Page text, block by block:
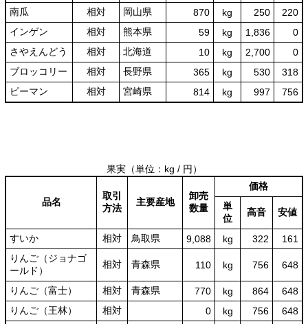
南瓜
相対 岡山県 870 kg 250
220
インゲン
相対 熊本県 59 kg 1,836
0
さやえんどう
相対 北海道 10 kg 2,700
0
ブロッコリー
相対 長野県 365 kg 530
318
ピーマン
相対 宮崎県 814 kg 997 756
果実（単位：kg / 円）
品名
取引
方法
主要産地
卸売
数量
価格
単
位
高音 安値
すいか 相対 鳥取県 9,088 kg 322
161
りんご（ジョナゴ
ールド）
相対 青森県 110 kg 756 648
りんご（富士） 相対 青森県 770 kg 864
648
りんご（王林）
相対 0 kg 756
648